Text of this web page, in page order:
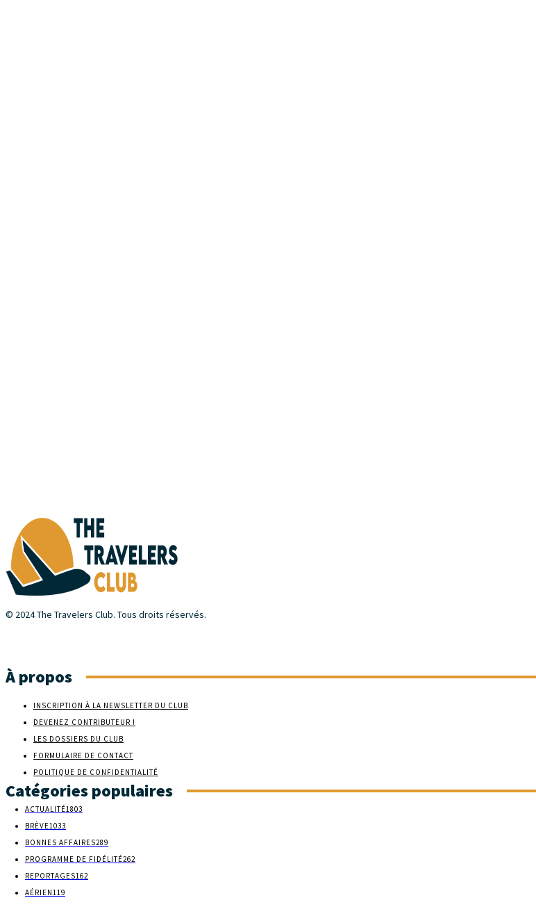
© 2024 The Travelers Club. Tous droits réservés.
À propos
INSCRIPTION À LA NEWSLETTER DU CLUB
DEVENEZ CONTRIBUTEUR !
LES DOSSIERS DU CLUB
FORMULAIRE DE CONTACT
POLITIQUE DE CONFIDENTIALITÉ
Catégories populaires
ACTUALITÉ1803
BRÈVE1033
BONNES AFFAIRES289
PROGRAMME DE FIDÉLITÉ262
REPORTAGES162
AÉRIEN119